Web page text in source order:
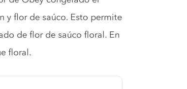
y flor de saúco. Esto permite
de flor de saúco floral. En
floral.